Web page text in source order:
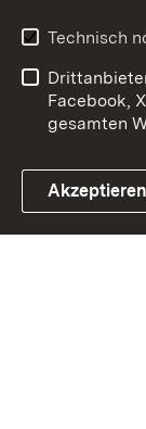
Link zum
Kontakt
Cookies
Technisch
Facebook,
gesamten
Akzeptieren